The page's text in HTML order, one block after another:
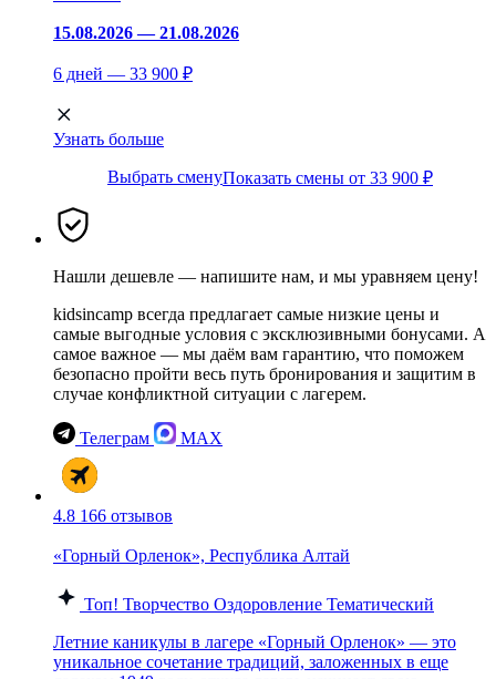
15.08.2026 — 21.08.2026
6 дней — 33 900 ₽
Узнать больше
Выбрать сменуПоказать смены от 33 900 ₽
Нашли дешевле — напишите нам, и мы уравняем цену!
kidsincamp всегда предлагает самые низкие цены и
самые выгодные условия с эксклюзивными бонусами. А
самое важное — мы даём вам гарантию, что поможем
безопасно пройти весь путь бронирования и защитим в
случае конфликтной ситуации с лагерем.
Телеграм MAX
4.8 166 отзывов
«Горный Орленок», Республика Алтай
Топ! Творчество Оздоровление Тематический
Летние каникулы в лагере «Горный Орленок» — это
уникальное сочетание традиций, заложенных в еще